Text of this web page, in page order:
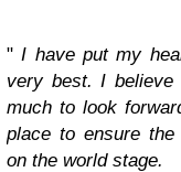
"I have put my
very best. I
much to look
place to ensure the
on the world stage.